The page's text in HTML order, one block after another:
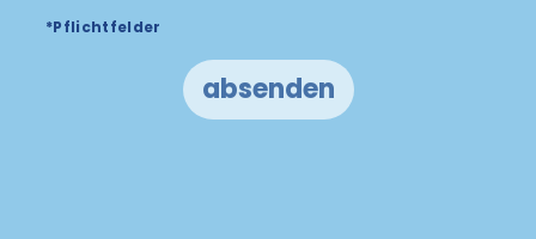
*Pflichtfelder
absenden